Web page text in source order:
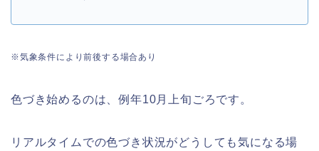
※気象条件により前後する場合あり
色づき始めるのは、例年10月上旬ごろです。
リアルタイムでの色づき状況がどうしても気になる場